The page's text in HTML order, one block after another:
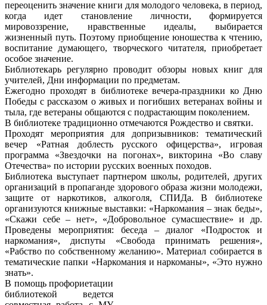
переоценить значение книги для молодого человека, в период,
когда идет становление личности, формируется
мировоззрение, нравственные идеалы, выбирается
жизненный путь. Поэтому приобщение юношества к чтению,
воспитание думающего, творческого читателя, приобретает
особое значение.
Библиотекарь регулярно проводит обзоры новых книг для
учителей, Дни информации по предметам.
Ежегодно проходят в библиотеке вечера-праздники ко Дню
Победы с рассказом о живых и погибших ветеранах войны и
тыла, где ветераны общаются с подрастающим поколением.
В библиотеке традиционно отмечаются Рождество и святки.
Проходят мероприятия для допризывников: тематический
вечер «Ратная доблесть русского офицерства», игровая
программа «Звездочки на погонах», викторина «Во славу
Отечества» по истории русских военных походов.
Библиотека выступает партнером школы, родителей, других
организаций в пропаганде здорового образа жизни молодежи,
защите от наркотиков, алкоголя, СПИДа. В библиотеке
организуются книжные выставки: «Наркомания – знак беды»,
«Скажи себе – нет», «Добровольное сумасшествие» и др.
Проведены мероприятия: беседа – диалог «Подросток и
наркомания», диспуты «Свобода принимать решения»,
«Рабство по собственному желанию». Материал собирается в
тематические папки «Наркомания и наркоманы», «Это нужно
знать».
В помощь профориетации
библиотекой ведется